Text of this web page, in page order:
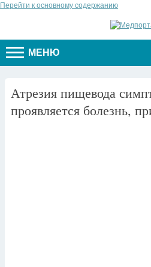
Перейти к основному содержанию
МЕНЮ
Атрезия пищевода
проявляется болезнь,